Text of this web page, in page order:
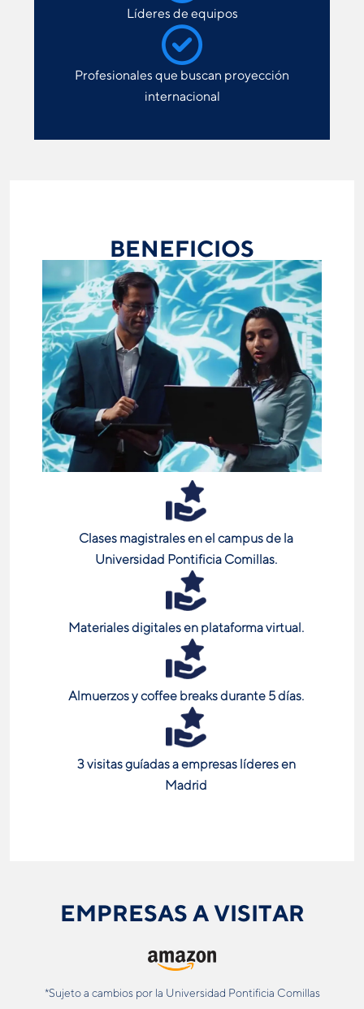
Líderes de equipos
Profesionales que buscan proyección
internacional
BENEFICIOS
Clases magistrales en el campus de la
Universidad Pontificia Comillas.
Materiales digitales en plataforma virtual.
Almuerzos y coffee breaks durante 5 días.
3 visitas guíadas a empresas líderes en
Madrid
EMPRESAS A VISITAR
*Sujeto a cambios por la Universidad Pontificia Comillas